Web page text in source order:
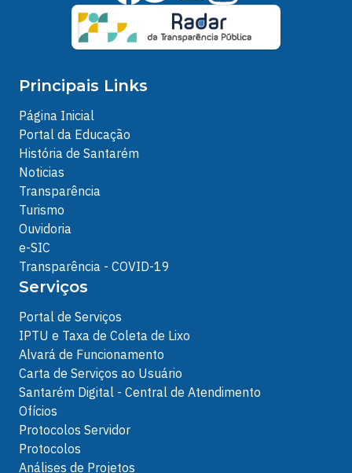
Principais Links
Página Inicial
Portal da Educação
História de Santarém
Noticias
Transparência
Turismo
Ouvidoria
e-SIC
Transparência - COVID-19
Serviços
Portal de Serviços
IPTU e Taxa de Coleta de Lixo
Alvará de Funcionamento
Carta de Serviços ao Usuário
Santarém Digital - Central de Atendimento
Ofícios
Protocolos Servidor
Protocolos
Análises de Projetos